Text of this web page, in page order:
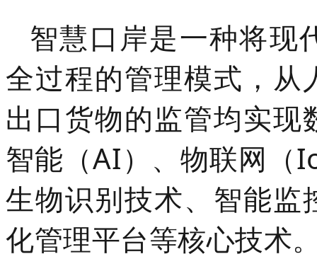
智慧口岸是一种将现
全过程的管理模式，
出口货物的监管均实
智能（AI）、物联网（
生物识别技术、智能监
化管理平台等核心技术